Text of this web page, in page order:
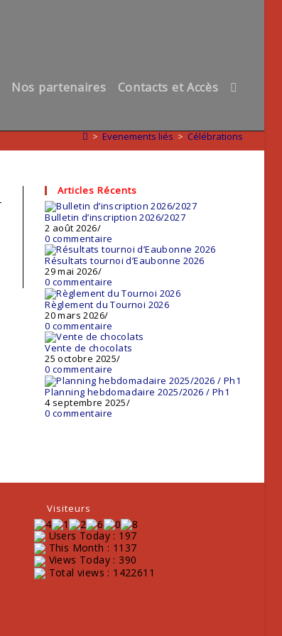
Nos partenaires Contacts et Accès Toggle
search
> Evenements liés > Célébrations
Articles Récents
Bulletin d’inscription 2026/2027
2 août 2026/
0 commentaire
Résultats tournoi d’Eaubonne 2026
29 mai 2026/
0 commentaire
Règlement du Tournoi 2026
20 mars 2026/
0 commentaire
Vente de chocolats
25 octobre 2025/
0 commentaire
Planning hebdomadaire 2025/2026 / Ph1
4 septembre 2025/
0 commentaire
Visiteurs
Users Today : 197
This Month : 1137
Views Today : 390
Total views : 1422611